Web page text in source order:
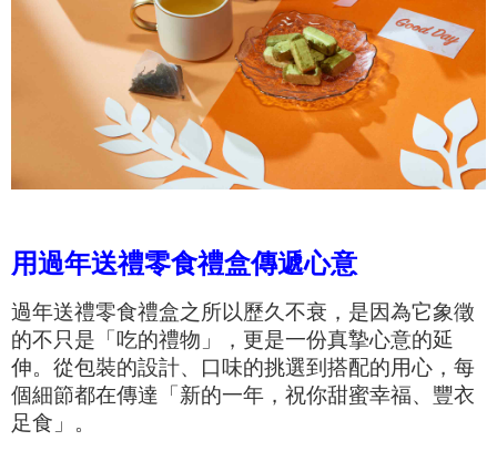
用過年送禮零食禮盒傳遞心意
過年送禮零食禮盒之所以歷久不衰，是因為它象徵
的不只是「吃的禮物」，更是一份真摯心意的延
伸。從包裝的設計、口味的挑選到搭配的用心，每
個細節都在傳達「新的一年，祝你甜蜜幸福、豐衣
足食」。